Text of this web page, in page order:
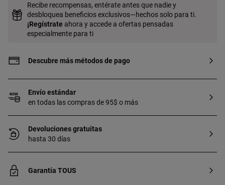
Recibe recompensas, entérate antes que nadie y
desbloquea beneficios exclusivos—hechos solo para ti.
¡Regístrate ahora y accede a ofertas pensadas
especialmente para ti
Descubre más métodos de pago
Envío estándar
en todas las compras de 95$ o más
Devoluciones gratuitas
hasta 30 días
Garantía TOUS